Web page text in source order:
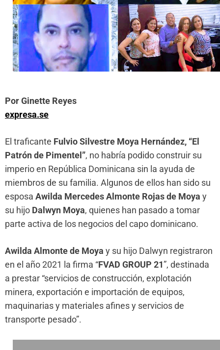
Por Ginette Reyes
expresa.se
El traficante Fulvio Silvestre Moya Hernández, “El
Patrón de Pimentel”, no habría podido construir su
imperio en República Dominicana sin la ayuda de
miembros de su familia. Algunos de ellos han sido su
esposa Awilda Mercedes Almonte Rojas de Moya y
su hijo Dalwyn Moya, quienes han pasado a tomar
parte activa de los negocios del capo dominicano.
Awilda Almonte de Moya y su hijo Dalwyn registraron
en el año 2021 la firma “FVAD GROUP 21”, destinada
a prestar “servicios de construcción, explotación
minera, exportación e importación de equipos,
maquinarias y materiales afines y servicios de
transporte pesado”.